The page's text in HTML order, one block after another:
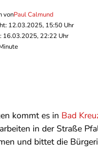
vonPaul Calmund
12.03.2025, 15:50 Uhr
16.03.2025, 22:22 Uhr
kommt es in Bad
in der Straße
und bittet die